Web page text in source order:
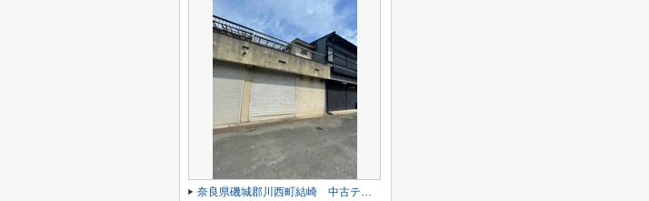
奈良県磯城郡川西町結崎 中古テラス